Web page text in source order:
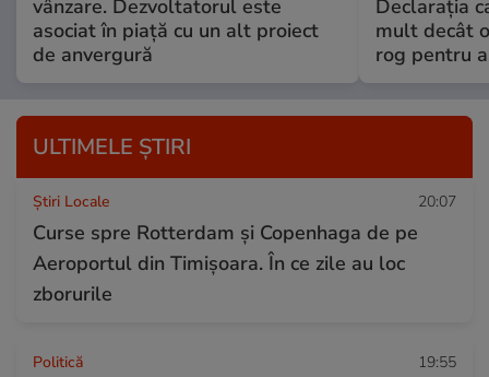
vânzare. Dezvoltatorul este
asociat în piață cu un alt proiect
de anvergură
Declarația
mult decât
rog pentru
ULTIMELE ȘTIRI
Știri Locale 20:07
Curse spre Rotterdam și Copenhaga de pe
Aeroportul din Timișoara. În ce zile au loc
zborurile
Politică 19:55